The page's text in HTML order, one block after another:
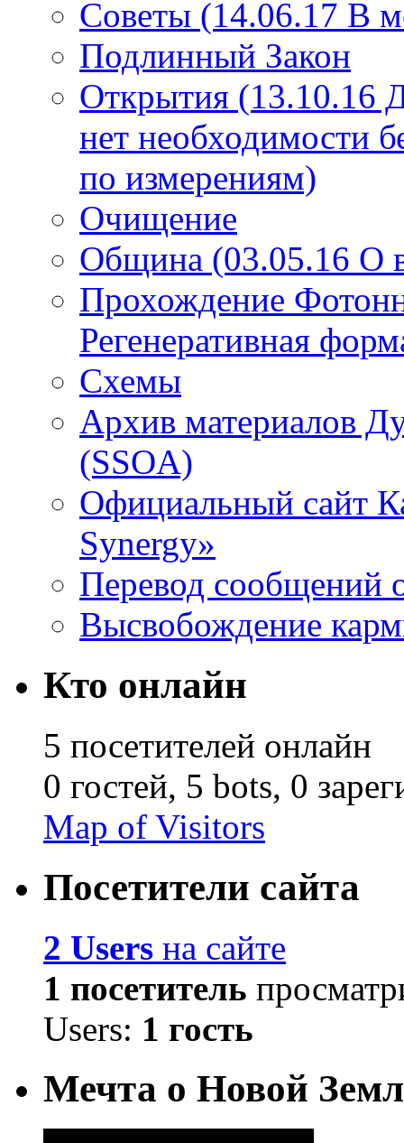
Советы (14.06.17 В
Подлинный Закон
Открытия (13.10.16
нет необходимости
по измерениям)
Очищение
Община (03.05.16 О
Прохождение
Регенеративная
Схемы
Архив материалов
(SSOA)
Официальный сайт
Synergy»
Перевод сообщений
Высвобождение
Кто онлайн
5 посетителей онлайн
0 гостей, 5 bots, 0
Map of Visitors
Посетители сайта
2 Users на сайте
1 посетитель
Users: 1 гость
Мечта о Новой